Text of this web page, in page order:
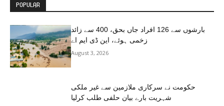
POPULAR
بارشوں سے 126 افراد جاں بحق، 400 سے زائد
زخمی ہوئے، این ڈی ایم اے
August 3, 2026
حکومت نے سرکاری ملازمین سے غیر ملکی
شہریت بارے بیان حلفی طلب کرلیا